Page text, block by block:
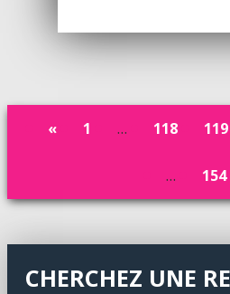
« 1 … 118 119
… 154
CHERCHEZ UNE